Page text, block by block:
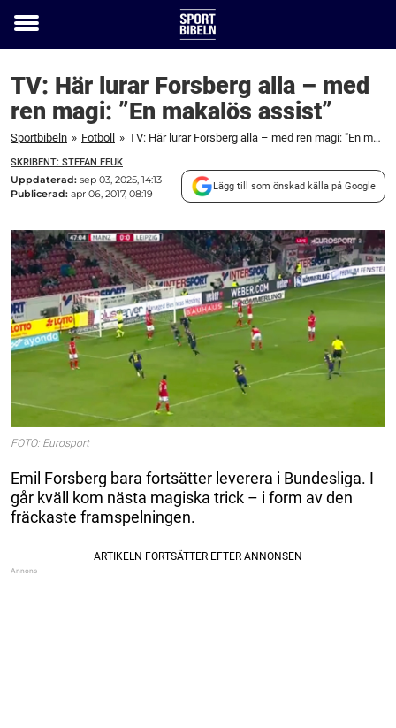
Toggle
TV: Här lurar Forsberg alla – med
ren magi: ”En makalös assist”
Sportbibeln » Fotboll » TV: Här lurar Forsberg alla – med ren magi: "En makalös assist"
SKRIBENT: STEFAN FEUK
Uppdaterad: sep 03, 2025, 14:13
Publicerad: apr 06, 2017, 08:19
Lägg till som önskad källa på Google
FOTO: Eurosport
Emil Forsberg bara fortsätter leverera i Bundesliga. I
går kväll kom nästa magiska trick – i form av den
fräckaste framspelningen.